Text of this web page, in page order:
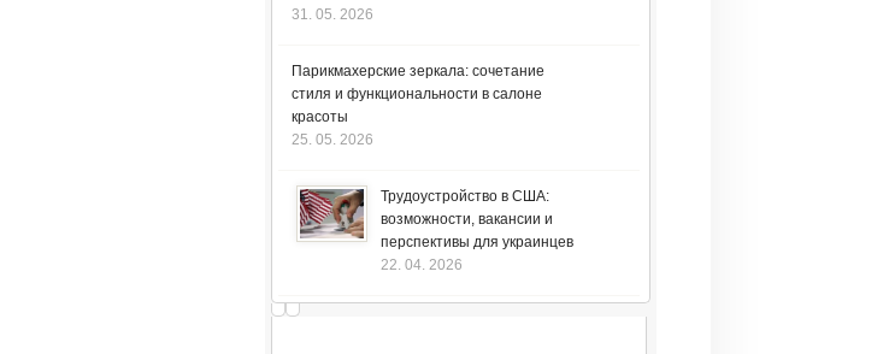
31. 05. 2026
Парикмахерские зеркала: сочетание
стиля и функциональности в салоне
красоты
25. 05. 2026
Трудоустройство в США:
возможности, вакансии и
перспективы для украинцев
22. 04. 2026